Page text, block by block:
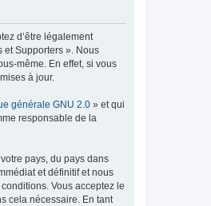
d’être légalement
et Supporters ». Nous
même. En effet, si vous
à jour.
générale GNU 2.0 » et qui
responsable de la
pays, du pays dans
et définitif et nous
Vous acceptez le
cela nécessaire. En tant